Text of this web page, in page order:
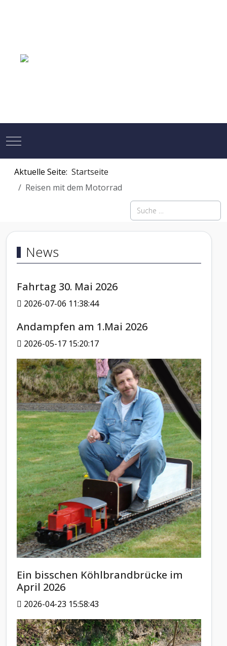
Mobile Menu Toggle
Aktuelle Seite: Startseite
Reisen mit dem Motorrad
Suchen
News
Fahrtag 30. Mai 2026
2026-07-06 11:38:44
Andampfen am 1.Mai 2026
2026-05-17 15:20:17
Ein bisschen Köhlbrandbrücke im
April 2026
2026-04-23 15:58:43